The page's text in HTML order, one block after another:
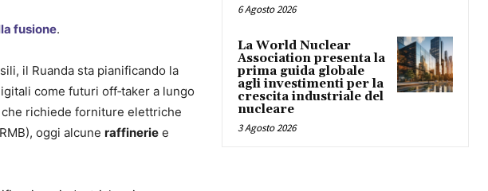
fusione.
il Ruanda sta pianificando la
come futuri off‑taker a lungo
richiede forniture elettriche
oggi alcune raffinerie e
6 Agosto 2026
La World Nuclear
Association presenta la
prima guida globale
agli investimenti per la
crescita industriale del
nucleare
3 Agosto 2026